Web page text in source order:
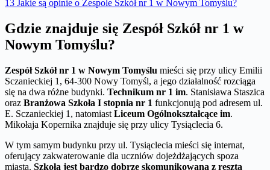
13 Jakie są opinie o Zespole Szkół nr 1 w Nowym Tomyślu?
Gdzie znajduje się Zespół Szkół nr 1 w
Nowym Tomyślu?
Zespół Szkół nr 1 w Nowym Tomyślu mieści się przy ulicy Emilii
Sczanieckiej 1, 64-300 Nowy Tomyśl, a jego działalność rozciąga
się na dwa różne budynki. Technikum nr 1 im. Stanisława Staszica
oraz Branżowa Szkoła I stopnia nr 1 funkcjonują pod adresem ul.
E. Sczanieckiej 1, natomiast Liceum Ogólnokształcące im.
Mikołaja Kopernika znajduje się przy ulicy Tysiąclecia 6.
W tym samym budynku przy ul. Tysiąclecia mieści się internat,
oferujący zakwaterowanie dla uczniów dojeżdżających spoza
miasta. Szkoła jest bardzo dobrze skomunikowana z resztą